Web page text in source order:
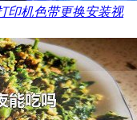
印机色带更换安装视